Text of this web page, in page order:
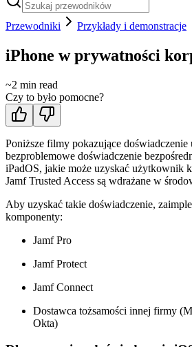
Przewodniki Przykłady i demonstracje
iPhone w prywatności
~2 min read
Czy to było pomocne?
Poniższe filmy pokazujące
bezproblemowe doświadczenie
iPadOS, jakie może uzyskać użytkownik
Jamf Trusted Access są wdrażane w
Aby uzyskać takie doświadczenie,
komponenty:
Jamf Pro
Jamf Protect
Jamf Connect
Dostawca tożsamości innej firmy
Okta)